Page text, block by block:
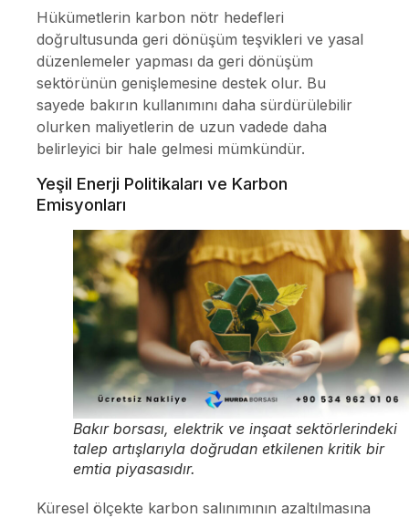
Hükümetlerin karbon nötr hedefleri
doğrultusunda geri dönüşüm teşvikleri ve yasal
düzenlemeler yapması da geri dönüşüm
sektörünün genişlemesine destek olur. Bu
sayede bakırın kullanımını daha sürdürülebilir
olurken maliyetlerin de uzun vadede daha
belirleyici bir hale gelmesi mümkündür.
Yeşil Enerji Politikaları ve Karbon
Emisyonları
Bakır borsası, elektrik ve inşaat sektörlerindeki
talep artışlarıyla doğrudan etkilenen kritik bir
emtia piyasasıdır.
Küresel ölçekte karbon salınımının azaltılmasına